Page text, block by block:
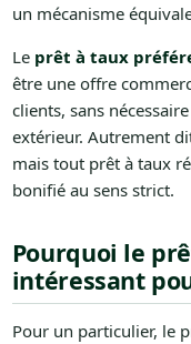
un mécanisme
Le prêt à taux
être une offre
clients, sans
extérieur. Autrement
mais tout prêt à taux
bonifié au sens strict.
Pourquoi le
intéressant
Pour un particulier, le